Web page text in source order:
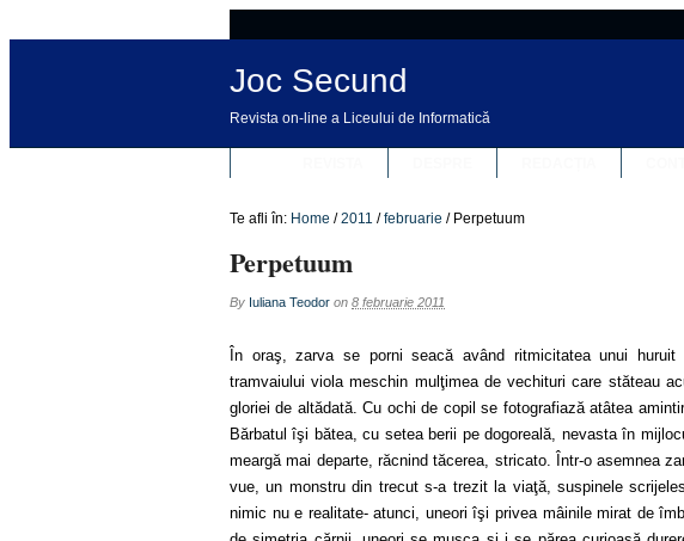
Joc Secund
Revista on-line a Liceului de Informatică
Te afli în: Home / 2011 / februarie / Perpetuum
Perpetuum
By Iuliana Teodor on 8 februarie 2011
În oraş, zarva se porni seacă având ritmicitatea unui
tramvaiului viola meschin mulţimea de vechituri care stăteau
gloriei de altădată. Cu ochi de copil se fotografiază atâtea
Bărbatul îşi bătea, cu setea berii pe dogoreală, nevasta în
meargă mai departe, răcnind tăcerea, stricato. Într-o asemnea
vue, un monstru din trecut s-a trezit la viaţă, suspinele
nimic nu e realitate- atunci, uneori îşi privea mâinile mirat de